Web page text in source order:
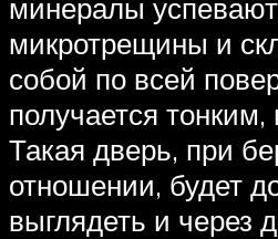
минералы
микротрещины и
собой по всей
получается
Такая дверь, при
отношении, будет
выглядеть и через